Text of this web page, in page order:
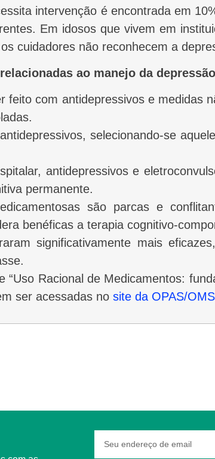
Em idosos que vivem em
cuidadores não reconhecem a
ao manejo da
feito com antidepressivos e medidas
selecionando-se
antidepressivos e
permanente.
são parcas e
benéficas a terapia cognitivo-
significativamente mais
ser acessadas no site da OPAS/OMS